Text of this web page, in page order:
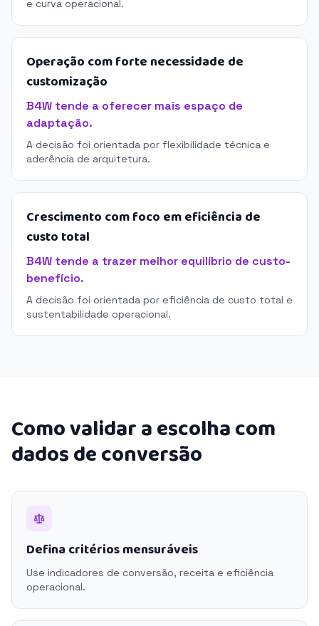
e curva operacional.
Operação com forte necessidade de
customização
B4W tende a oferecer mais espaço de
adaptação.
A decisão foi orientada por flexibilidade técnica e
aderência de arquitetura.
Crescimento com foco em eficiência de
custo total
B4W tende a trazer melhor equilíbrio de custo-
benefício.
A decisão foi orientada por eficiência de custo total e
sustentabilidade operacional.
Como validar a escolha com
dados de conversão
Defina critérios mensuráveis
Use indicadores de conversão, receita e eficiência
operacional.